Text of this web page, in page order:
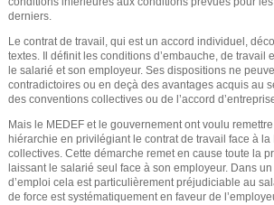
derniers.
Le contrat de travail, qui est un accord individuel,
textes. Il définit les conditions d’embauche, de travail
le salarié et son employeur. Ses dispositions ne
contradictoires ou en deçà des avantages acquis au
des conventions collectives ou de l’accord
Mais le MEDEF et le gouvernement ont voulu
hiérarchie en privilégiant le contrat de travail face à
collectives. Cette démarche remet en cause toute la
laissant le salarié seul face à son employeur. Dans
d’emploi cela est particulièrement préjudiciable au
de force est systématiquement en faveur de